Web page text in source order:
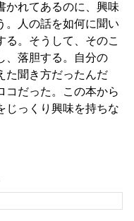
かれてあるのに、興味
。人の話を如何に聞い
る。そうして、そのこ
、落胆する。自分の
た聞き方だったんだ
コだった。この本から
じっくり興味を持ちな